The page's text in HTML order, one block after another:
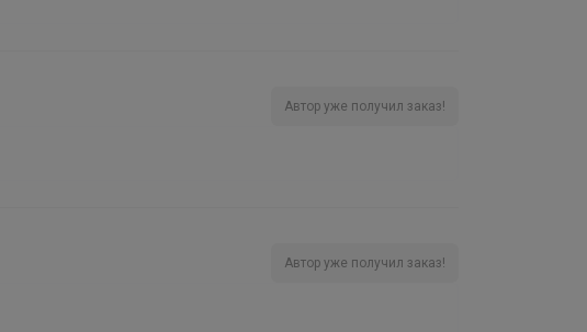
Автор уже получил заказ!
Автор уже получил заказ!